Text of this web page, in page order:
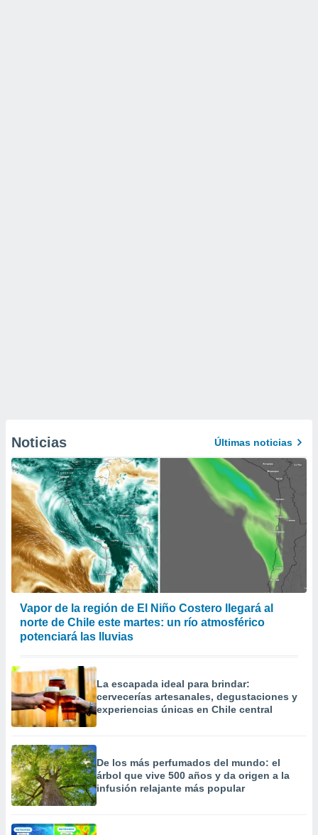
Noticias Últimas noticias
Vapor de la región de El Niño Costero llegará al
norte de Chile este martes: un río atmosférico
potenciará las lluvias
La escapada ideal para brindar:
cervecerías artesanales, degustaciones y
experiencias únicas en Chile central
De los más perfumados del mundo: el
árbol que vive 500 años y da origen a la
infusión relajante más popular